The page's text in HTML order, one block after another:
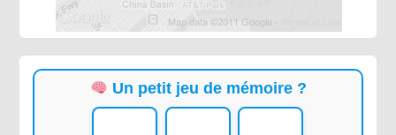
Un petit jeu de mémoire ?